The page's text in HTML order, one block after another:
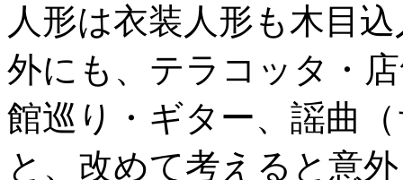
人形は衣装人形も木目
外にも、テラコッタ・
館巡り・ギター、謡曲
と、改めて考えると意